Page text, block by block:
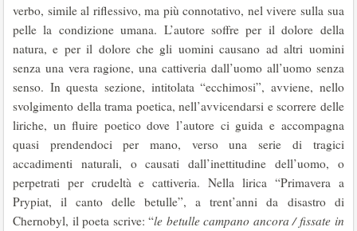
verbo, simile al riflessivo, ma più connotativo, nel vivere sulla sua
pelle la condizione umana. L’autore soffre per il dolore della
natura, e per il dolore che gli uomini causano ad altri uomini
senza una vera ragione, una cattiveria dall’uomo all’uomo senza
senso. In questa sezione, intitolata “ecchimosi”, avviene, nello
svolgimento della trama poetica, nell’avvicendarsi e scorrere delle
liriche, un fluire poetico dove l’autore ci guida e accompagna
quasi prendendoci per mano, verso una serie di tragici
accadimenti naturali, o causati dall’inettitudine dell’uomo, o
perpetrati per crudeltà e cattiveria. Nella lirica “Primavera a
Prypiat, il canto delle betulle”, a trent’anni da disastro di
Chernobyl, il poeta scrive: “le betulle campano ancora / fissate in